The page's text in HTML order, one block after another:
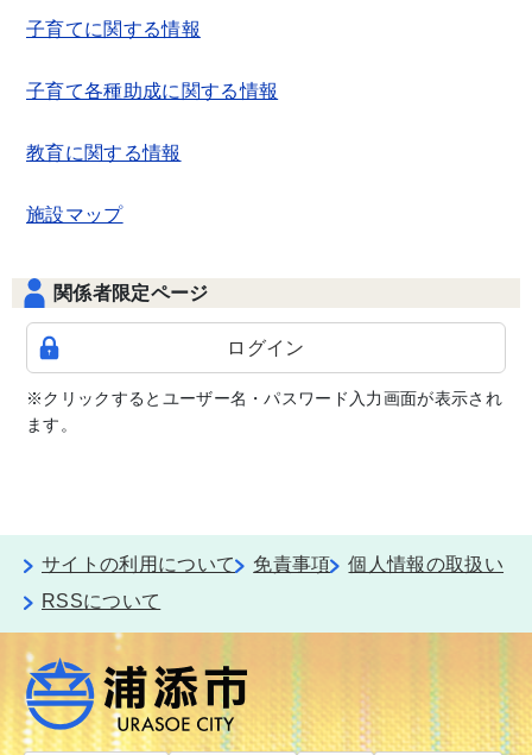
子育てに関する情報
子育て各種助成に関する情報
教育に関する情報
施設マップ
関係者限定ページ
ログイン
※クリックするとユーザー名・パスワード入力画面が表示され
ます。
サイトの利用について 免責事項
個人情報の取扱い
RSSについて